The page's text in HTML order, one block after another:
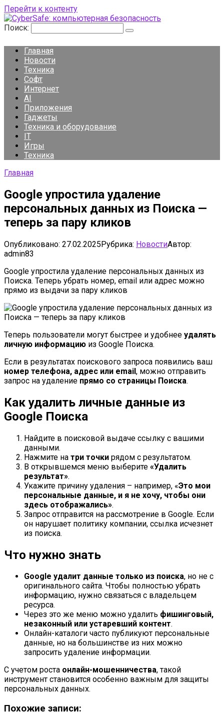
Перейти к контенту
Поиск:
Главная
Новости
Техника
Софт
Интернет
AI
Приложения
Гаджеты
Техника и оборудование
IT
Игры
Техника
Главная
Google упростила удаление
персональных данных из Поиска —
теперь за пару кликов
Опубликовано: 27.02.2025Рубрика: НовостиАвтор:
admin83
Google упростила удаление персональных данных из
Поиска. Теперь убрать номер, email или адрес можно
прямо из выдачи за пару кликов
Теперь пользователи могут быстрее и удобнее удалять
личную информацию из Google Поиска.
Если в результатах поискового запроса появились ваш
номер телефона, адрес или email, можно отправить
запрос на удаление прямо со страницы Поиска.
Как удалить личные данные из
Google Поиска
Найдите в поисковой выдаче ссылку с вашими
данными.
Нажмите на три точки рядом с результатом.
В открывшемся меню выберите «Удалить
результат».
Укажите причину удаления – например, «Это мои
персональные данные, и я не хочу, чтобы они
здесь отображались».
Запрос отправится на рассмотрение в Google. Если
он нарушает политику компании, ссылка исчезнет
из поиска.
Что нужно знать
Google удалит данные только из поиска, но не с
оригинального сайта. Чтобы полностью убрать
информацию, нужно связаться с владельцем
ресурса.
Через это же меню можно удалить фишинговый,
незаконный или устаревший контент.
Онлайн-каталоги часто публикуют персональные
данные, но на большинстве из них можно
запросить удаление информации.
С учетом роста онлайн-мошенничества, такой
инструмент становится особенно важным для защиты
персональных данных.
Похожие записи: